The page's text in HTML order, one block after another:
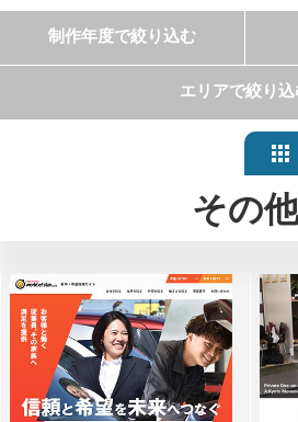
制作年度で絞り込む
エリアで絞り込
その他